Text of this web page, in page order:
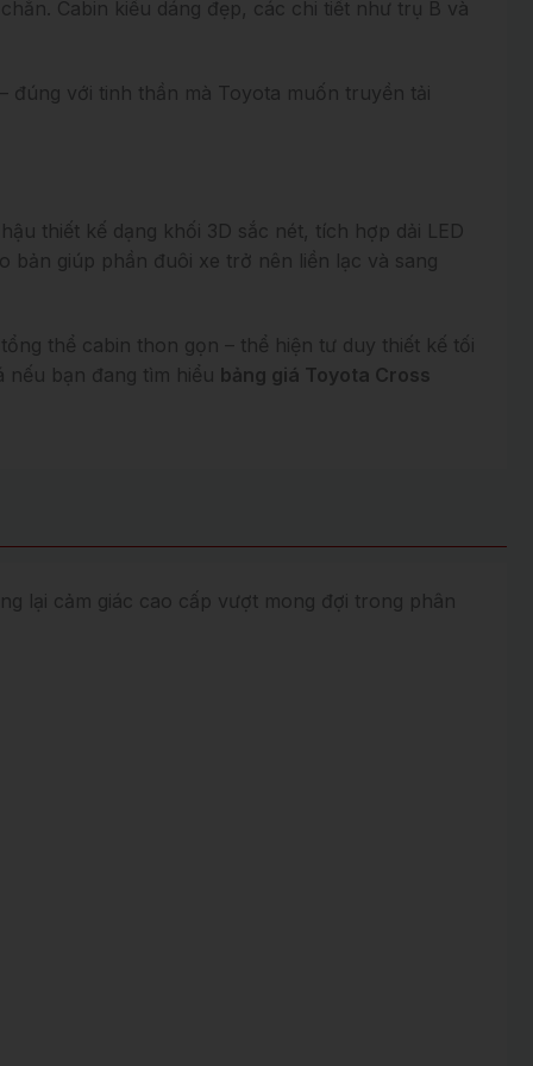
Cabin kiểu dáng đẹp, các chi tiết như trụ B và
đúng với tinh thần mà Toyota muốn truyền tải
thiết kế dạng khối 3D sắc nét, tích hợp dải LED
bản giúp phần đuôi xe trở nên liền lạc và sang
thể cabin thon gọn – thể hiện tư duy thiết kế tối
nếu bạn đang tìm hiểu bảng giá Toyota Cross
lại cảm giác cao cấp vượt mong đợi trong phân